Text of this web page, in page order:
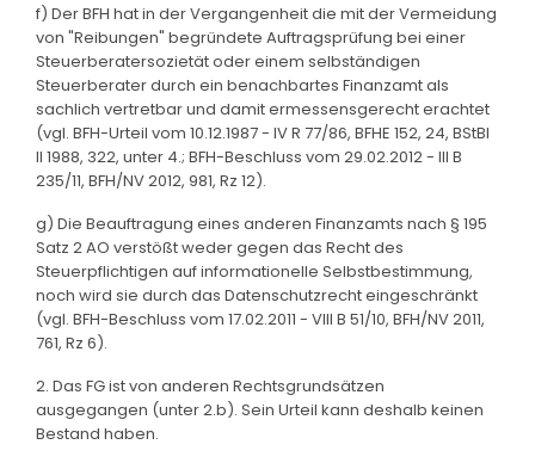
f) Der BFH hat in der Vergangenheit die mit der Vermeidung
von "Reibungen" begründete Auftragsprüfung bei einer
Steuerberatersozietät oder einem selbständigen
Steuerberater durch ein benachbartes Finanzamt als
sachlich vertretbar und damit ermessensgerecht erachtet
(vgl. BFH-Urteil vom 10.12.1987 - IV R 77/86, BFHE 152, 24, BStBl
II 1988, 322, unter 4.; BFH-Beschluss vom 29.02.2012 - III B
235/11, BFH/NV 2012, 981, Rz 12).
g) Die Beauftragung eines anderen Finanzamts nach § 195
Satz 2 AO verstößt weder gegen das Recht des
Steuerpflichtigen auf informationelle Selbstbestimmung,
noch wird sie durch das Datenschutzrecht eingeschränkt
(vgl. BFH-Beschluss vom 17.02.2011 - VIII B 51/10, BFH/NV 2011,
761, Rz 6).
2. Das FG ist von anderen Rechtsgrundsätzen
ausgegangen (unter 2.b). Sein Urteil kann deshalb keinen
Bestand haben.